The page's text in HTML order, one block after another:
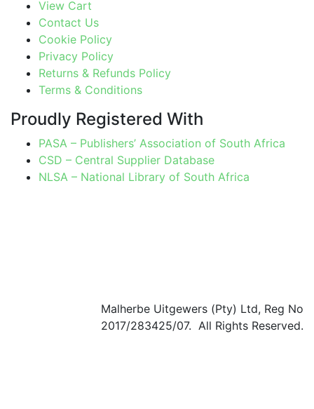
View Cart
Contact Us
Cookie Policy
Privacy Policy
Returns & Refunds Policy
Terms & Conditions
Proudly Registered With
PASA – Publishers’ Association of South Africa
CSD – Central Supplier Database
NLSA – National Library of South Africa
Malherbe Uitgewers (Pty) Ltd, Reg No
2017/283425/07. All Rights Reserved.